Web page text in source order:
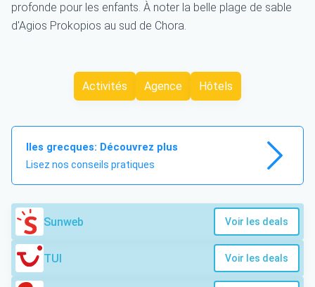
profonde pour les enfants. À noter la belle plage de sable
d'Agios Prokopios au sud de Chora.
Activités Agence Hôtels
Iles grecques: Découvrez plus
Lisez nos conseils pratiques
Sunweb Voir les deals
TUI Voir les deals